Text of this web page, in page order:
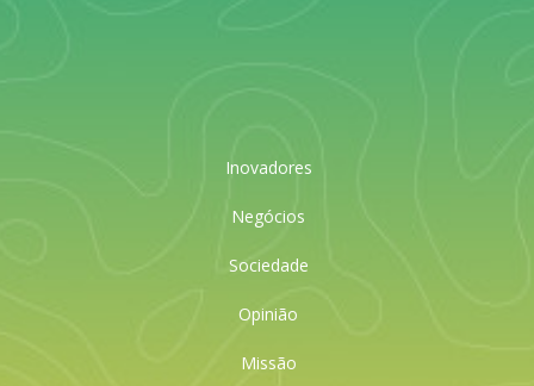
Inovadores
Negócios
Sociedade
Opinião
Missão